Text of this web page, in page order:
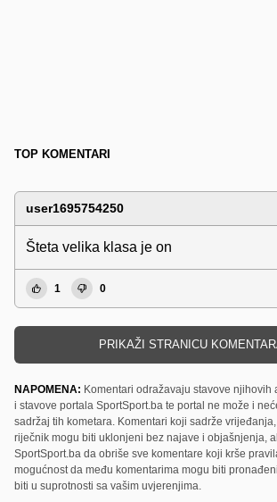
TOP KOMENTARI
user1695754250
Šteta velika klasa je on
1 0
PRIKAŽI STRANICU
NAPOMENA: Komentari odražavaju stavove njihovih
i stavove portala SportSport.ba te portal ne može i
sadržaj tih kometara. Komentari koji sadrže
riječnik mogu biti uklonjeni bez najave i objašnjenja,
SportSport.ba da obriše sve komentare koji krše
mogućnost da među komentarima mogu biti
biti u suprotnosti sa vašim uvjerenjima.